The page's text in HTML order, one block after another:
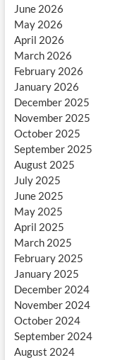
June 2026
May 2026
April 2026
March 2026
February 2026
January 2026
December 2025
November 2025
October 2025
September 2025
August 2025
July 2025
June 2025
May 2025
April 2025
March 2025
February 2025
January 2025
December 2024
November 2024
October 2024
September 2024
August 2024